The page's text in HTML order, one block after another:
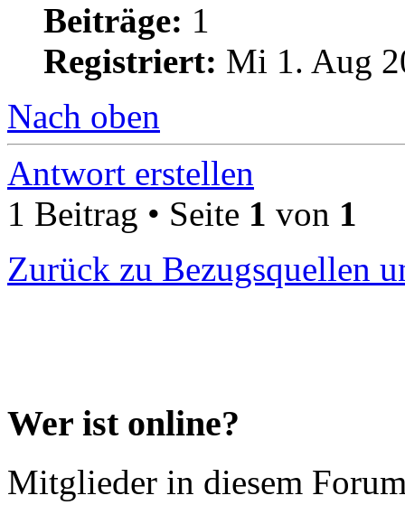
Beiträge: 1
Registriert: Mi 1. Aug
Nach oben
Antwort erstellen
1 Beitrag • Seite 1 von 1
Zurück zu Bezugsquellen
Wer ist online?
Mitglieder in diesem